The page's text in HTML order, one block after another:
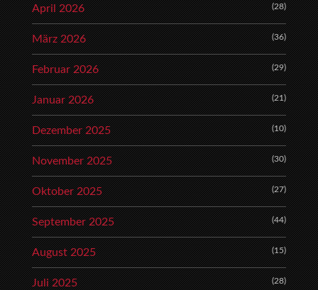
April 2026 (28)
März 2026 (36)
Februar 2026 (29)
Januar 2026 (21)
Dezember 2025 (10)
November 2025 (30)
Oktober 2025 (27)
September 2025 (44)
August 2025 (15)
Juli 2025 (28)